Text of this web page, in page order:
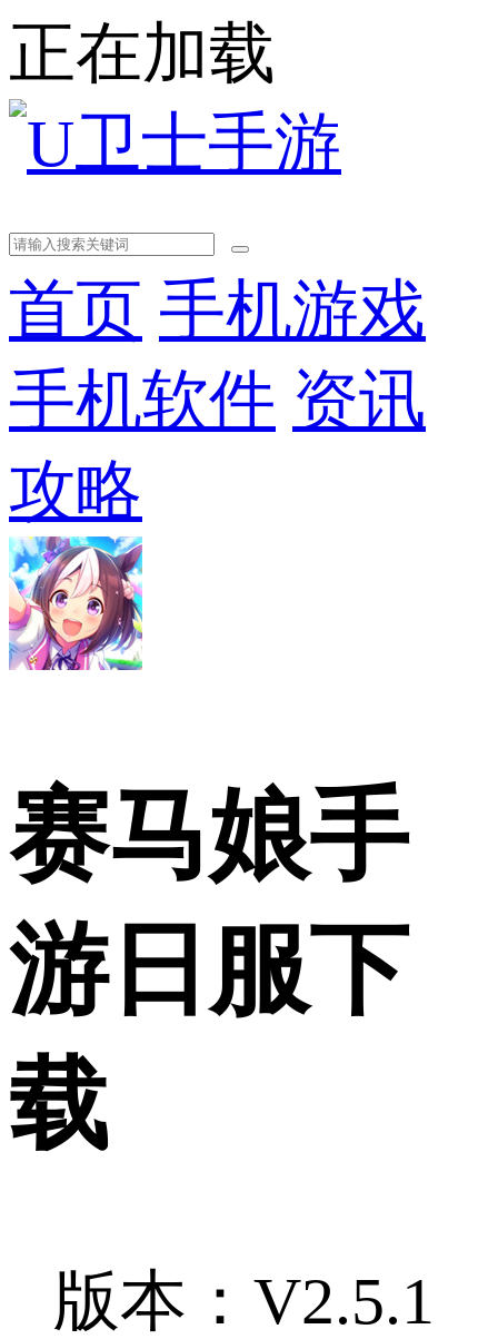
正在加载
首页 手机游戏
手机软件 资讯
攻略
赛马娘手
游日服下
载
版本：V2.5.1